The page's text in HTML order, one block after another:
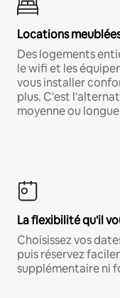
Locations
Des logements
le wifi et les
vous installer
plus. C'est
moyenne ou
La flexibilité qu'il
Choisissez vos
puis réservez
supplémentaire ni